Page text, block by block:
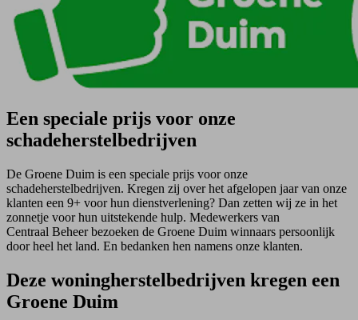
Een speciale prijs voor onze
schadeherstelbedrijven
De Groene Duim is een speciale prijs voor onze
schadeherstelbedrijven. Kregen zij over het afgelopen jaar van onze
klanten een 9+ voor hun dienstverlening? Dan zetten wij ze in het
zonnetje voor hun uitstekende hulp. Medewerkers van
Centraal Beheer bezoeken de Groene Duim winnaars persoonlijk
door heel het land. En bedanken hen namens onze klanten.
Deze woningherstelbedrijven kregen een
Groene Duim